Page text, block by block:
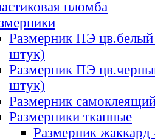
пломба
Размерник ПЭ цв.белый
штук)
Размерник ПЭ
штук)
Размерник
Размерники тканные
Размерник